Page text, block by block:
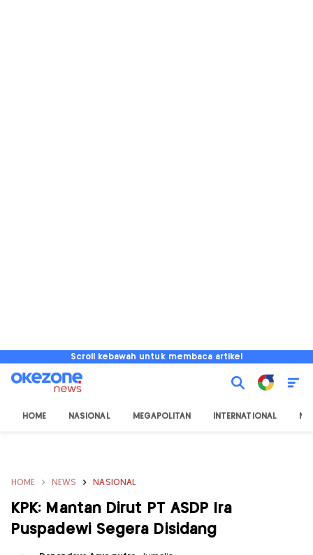
Scroll kebawah untuk membaca artikel
HOME NASIONAL MEGAPOLITAN INTERNATIONAL
HOME NEWS NASIONAL
KPK: Mantan Dirut PT ASDP Ira
Puspadewi Segera Disidang